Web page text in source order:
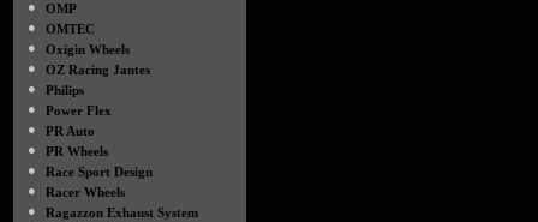
●
OMP
●
OMTEC
●
Oxigin Wheels
●
OZ Racing Jantes
●
Philips
●
Power Flex
●
PR Auto
●
PR Wheels
●
Race Sport Design
●
Racer Wheels
●
Ragazzon Exhaust System